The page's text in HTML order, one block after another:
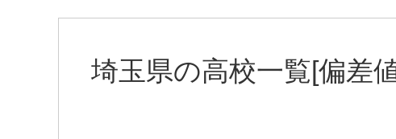
埼玉県の高校一覧[偏差